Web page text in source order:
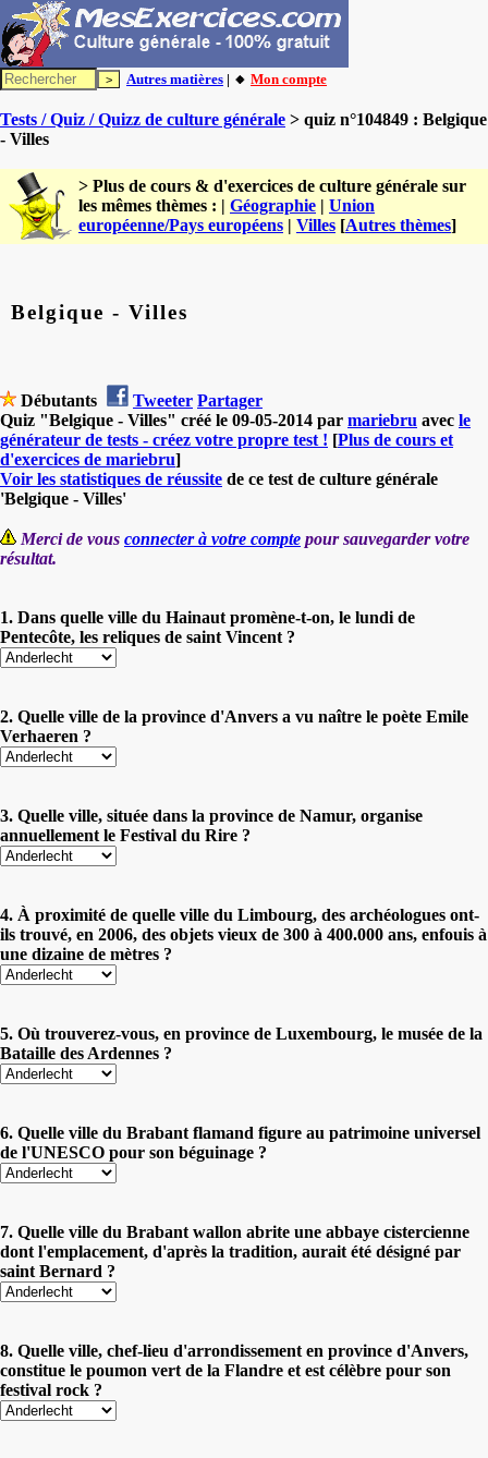
Autres matières | 🔸 Mon compte
Tests / Quiz / Quizz de culture générale > quiz n°104849 : Belgique
- Villes
> Plus de cours & d'exercices de culture générale sur
les mêmes thèmes : | Géographie | Union
européenne/Pays européens | Villes [Autres thèmes]
Belgique - Villes
Débutants Tweeter Partager
Quiz "Belgique - Villes" créé le 09-05-2014 par mariebru avec le
générateur de tests - créez votre propre test ! [Plus de cours et
d'exercices de mariebru]
Voir les statistiques de réussite de ce test de culture générale
'Belgique - Villes'
Merci de vous connecter à votre compte pour sauvegarder votre
résultat.
1. Dans quelle ville du Hainaut promène-t-on, le lundi de
Pentecôte, les reliques de saint Vincent ?
2. Quelle ville de la province d'Anvers a vu naître le poète Emile
Verhaeren ?
3. Quelle ville, située dans la province de Namur, organise
annuellement le Festival du Rire ?
4. À proximité de quelle ville du Limbourg, des archéologues ont-
ils trouvé, en 2006, des objets vieux de 300 à 400.000 ans, enfouis à
une dizaine de mètres ?
5. Où trouverez-vous, en province de Luxembourg, le musée de la
Bataille des Ardennes ?
6. Quelle ville du Brabant flamand figure au patrimoine universel
de l'UNESCO pour son béguinage ?
7. Quelle ville du Brabant wallon abrite une abbaye cistercienne
dont l'emplacement, d'après la tradition, aurait été désigné par
saint Bernard ?
8. Quelle ville, chef-lieu d'arrondissement en province d'Anvers,
constitue le poumon vert de la Flandre et est célèbre pour son
festival rock ?